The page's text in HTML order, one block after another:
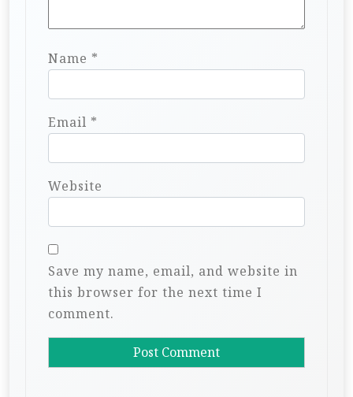
Name *
Email *
Website
Save my name, email, and website in
this browser for the next time I
comment.